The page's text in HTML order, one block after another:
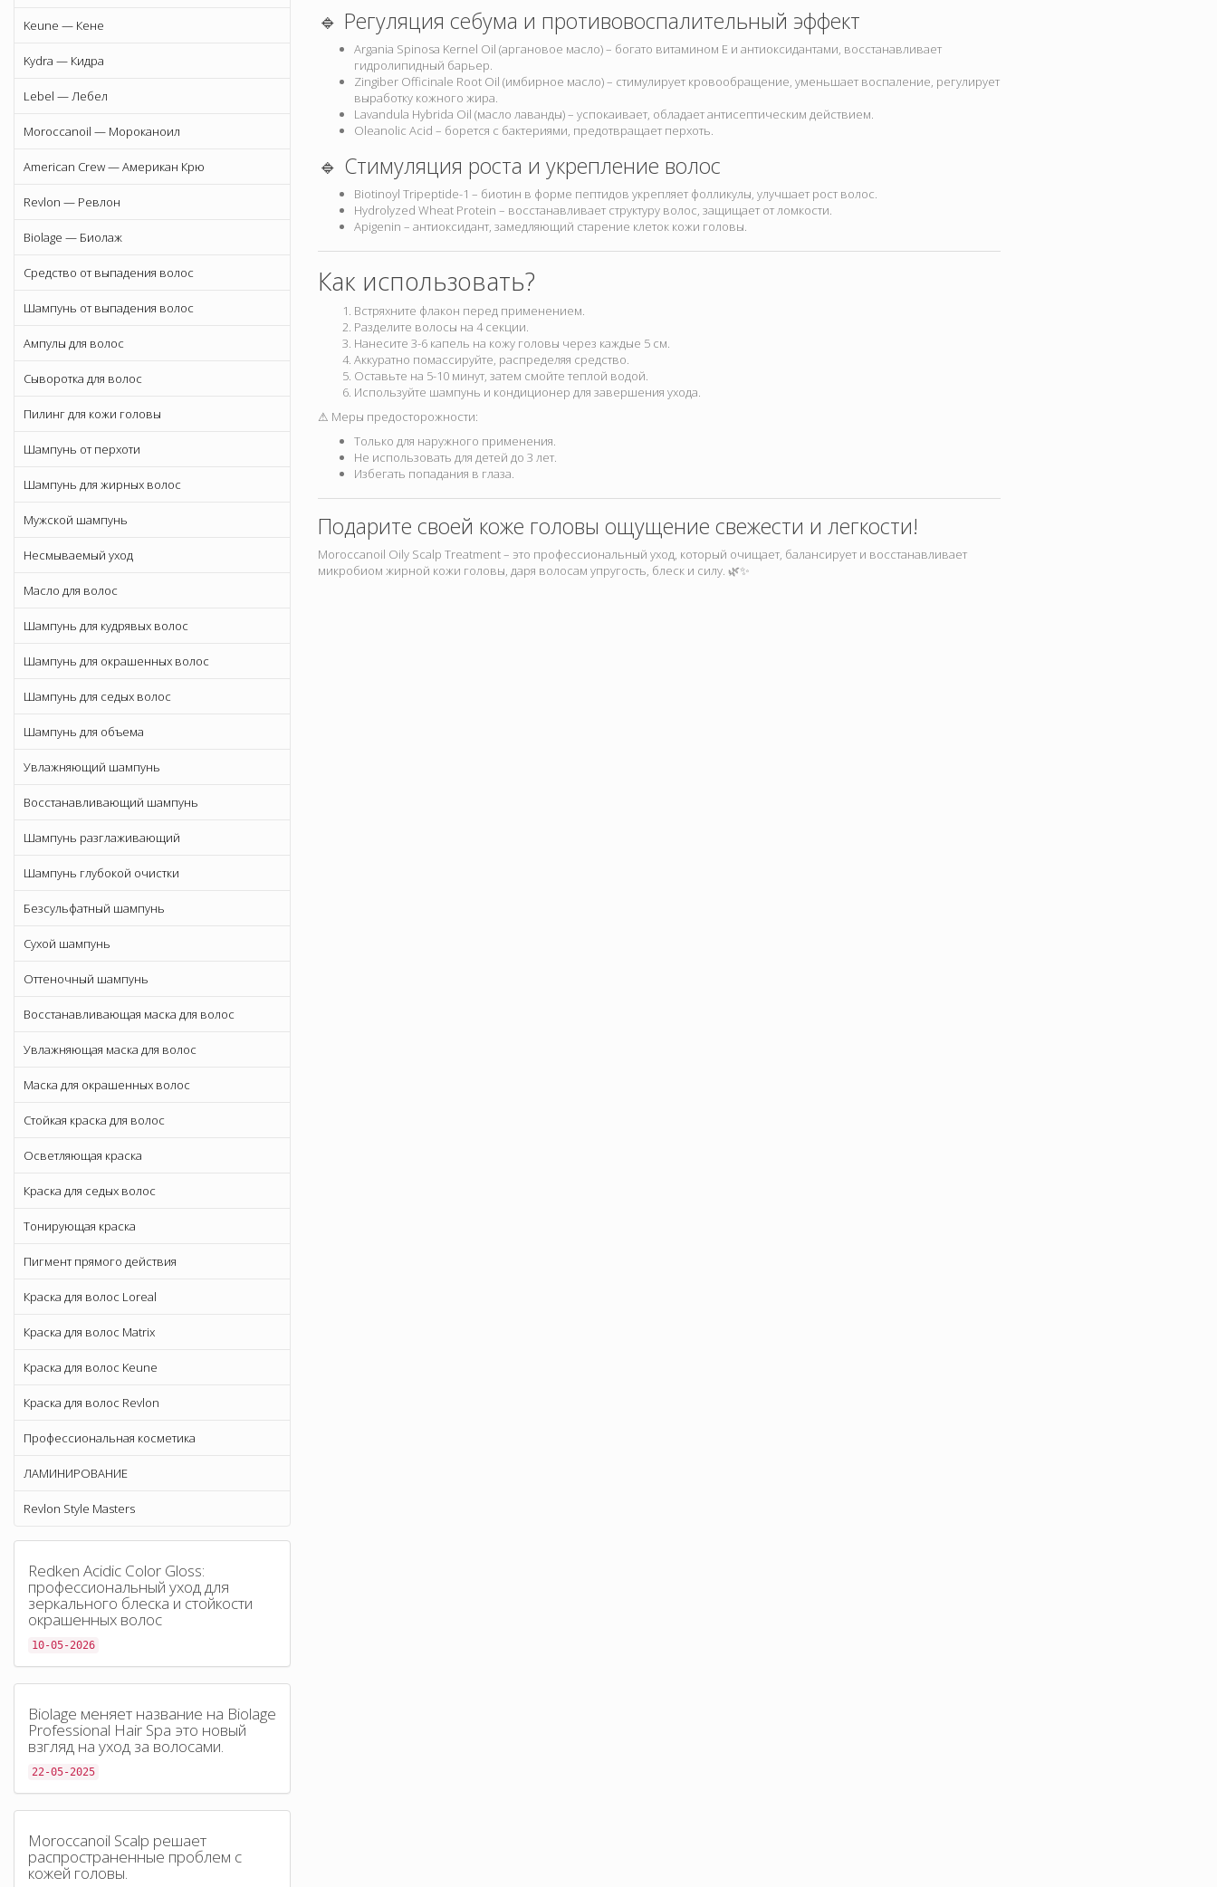
Keune — Кене
Kydra — Кидра
Lebel — Лебел
Moroccanoil — Мороканоил
American Crew — Американ Крю
Revlon — Ревлон
Biolage — Биолаж
Средство от выпадения волос
Шампунь от выпадения волос
Ампулы для волос
Сыворотка для волос
Пилинг для кожи головы
Шампунь от перхоти
Шампунь для жирных волос
Мужской шампунь
Несмываемый уход
Масло для волос
Шампунь для кудрявых волос
Шампунь для окрашенных волос
Шампунь для седых волос
Шампунь для объема
Увлажняющий шампунь
Восстанавливающий шампунь
Шампунь разглаживающий
Шампунь глубокой очистки
Безсульфатный шампунь
Сухой шампунь
Оттеночный шампунь
Восстанавливающая маска для волос
Увлажняющая маска для волос
Маска для окрашенных волос
Стойкая краска для волос
Осветляющая краска
Краска для седых волос
Тонирующая краска
Пигмент прямого действия
Краска для волос Loreal
Краска для волос Matrix
Краска для волос Keune
Краска для волос Revlon
Профессиональная косметика
ЛАМИНИРОВАНИЕ
Revlon Style Masters
Redken Acidic Color Gloss:
профессиональный уход для
зеркального блеска и стойкости
окрашенных волос
10-05-2026
Biolage меняет название на Biolage
Professional Hair Spa это новый
взгляд на уход за волосами.
22-05-2025
Moroccanoil Scalp решает
распространенные проблем с
кожей головы.
🔹 Регуляция себума и противовоспалительный эффект
Argania Spinosa Kernel Oil (аргановое масло) – богато витамином Е и антиоксидантами, восстанавливает
гидролипидный барьер.
Zingiber Officinale Root Oil (имбирное масло) – стимулирует кровообращение, уменьшает воспаление, регулирует
выработку кожного жира.
Lavandula Hybrida Oil (масло лаванды) – успокаивает, обладает антисептическим действием.
Oleanolic Acid – борется с бактериями, предотвращает перхоть.
🔹 Стимуляция роста и укрепление волос
Biotinoyl Tripeptide-1 – биотин в форме пептидов укрепляет фолликулы, улучшает рост волос.
Hydrolyzed Wheat Protein – восстанавливает структуру волос, защищает от ломкости.
Apigenin – антиоксидант, замедляющий старение клеток кожи головы.
Как использовать?
Встряхните флакон перед применением.
Разделите волосы на 4 секции.
Нанесите 3-6 капель на кожу головы через каждые 5 см.
Аккуратно помассируйте, распределяя средство.
Оставьте на 5-10 минут, затем смойте теплой водой.
Используйте шампунь и кондиционер для завершения ухода.
⚠ Меры предосторожности:
Только для наружного применения.
Не использовать для детей до 3 лет.
Избегать попадания в глаза.
Подарите своей коже головы ощущение свежести и легкости!
Moroccanoil Oily Scalp Treatment – это профессиональный уход, который очищает, балансирует и восстанавливает
микробиом жирной кожи головы, даря волосам упругость, блеск и силу. 🌿✨